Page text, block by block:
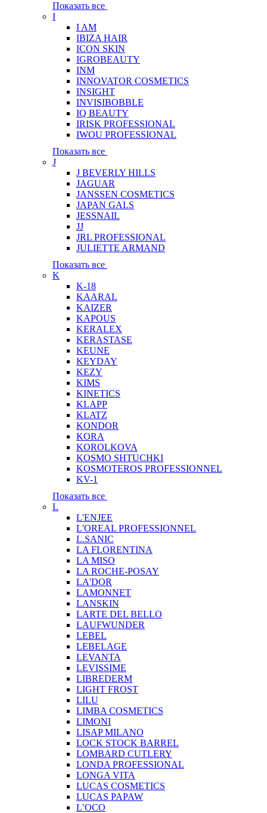
Показать все
I
I AM
IBIZA HAIR
ICON SKIN
IGROBEAUTY
INM
INNOVATOR COSMETICS
INSIGHT
INVISIBOBBLE
IQ BEAUTY
IRISK PROFESSIONAL
IWOU PROFESSIONAL
Показать все
J
J BEVERLY HILLS
JAGUAR
JANSSEN COSMETICS
JAPAN GALS
JESSNAIL
JJ
JRL PROFESSIONAL
JULIETTE ARMAND
Показать все
K
K-18
KAARAL
KAIZER
KAPOUS
KERALEX
KERASTASE
KEUNE
KEYDAY
KEZY
KIMS
KINETICS
KLAPP
KLATZ
KONDOR
KORA
KOROLKOVA
KOSMO SHTUCHKI
KOSMOTEROS PROFESSIONNEL
KV-1
Показать все
L
L'ENJEE
L'OREAL PROFESSIONNEL
L.SANIC
LA FLORENTINA
LA MISO
LA ROCHE-POSAY
LA'DOR
LAMONNET
LANSKIN
LARTE DEL BELLO
LAUFWUNDER
LEBEL
LEBELAGE
LEVANTA
LEVISSIME
LIBREDERM
LIGHT FROST
LILU
LIMBA COSMETICS
LIMONI
LISAP MILANO
LOCK STOCK BARREL
LOMBARD CUTLERY
LONDA PROFESSIONAL
LONGA VITA
LUCAS COSMETICS
LUCAS PAPAW
L’OCO